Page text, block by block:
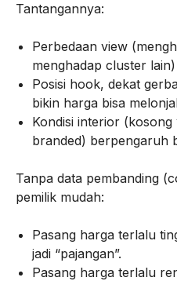
Tantangannya:
Perbedaan view
menghadap cluster
Posisi hook, dekat
bikin harga bisa
Kondisi interior
branded) berpengaruh
Tanpa data pembanding
pemilik mudah:
Pasang harga terlalu
jadi “pajangan”.
Pasang harga terlalu